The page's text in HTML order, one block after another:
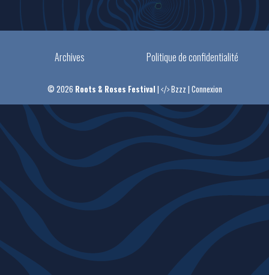
Archives Politique de confidentialité
© 2026 Roots & Roses Festival | Bzzz | Connexion